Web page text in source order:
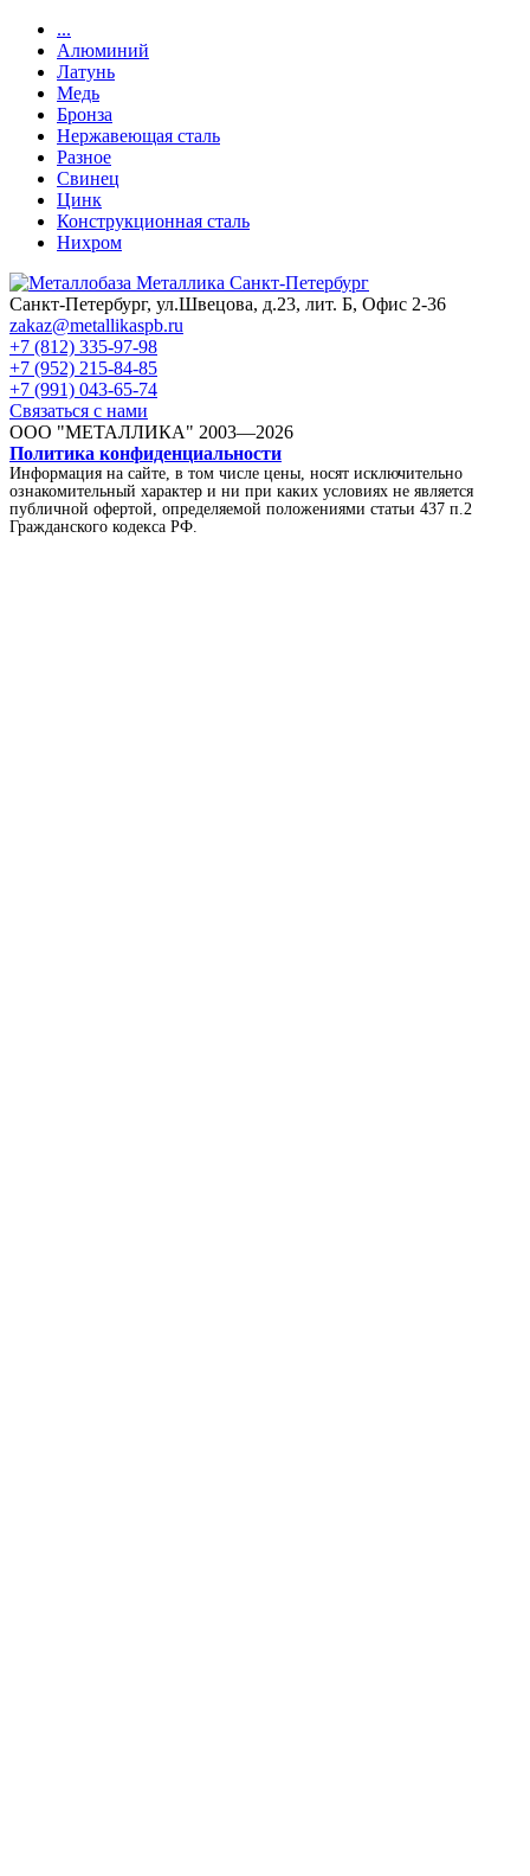
...
Алюминий
Латунь
Медь
Бронза
Нержавеющая сталь
Разное
Свинец
Цинк
Конструкционная сталь
Нихром
Санкт-Петербург, ул.Швецова, д.23, лит. Б, Офис 2-36
zakaz@metallikaspb.ru
+7 (812) 335-97-98
+7 (952) 215-84-85
+7 (991) 043-65-74
Связаться с нами
ООО "МЕТАЛЛИКА" 2003—2026
Политика конфиденциальности
Информация на сайте, в том числе цены, носят исключительно
ознакомительный характер и ни при каких условиях не является
публичной офертой, определяемой положениями статьи 437 п.2
Гражданского кодекса РФ.